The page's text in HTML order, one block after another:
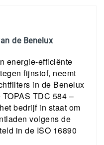
de Benelux
energie-efficiënte
fijnstof, neemt
in de Benelux
TDC 584 –
bedrijf in staat om
volgens de
in de ISO 16890